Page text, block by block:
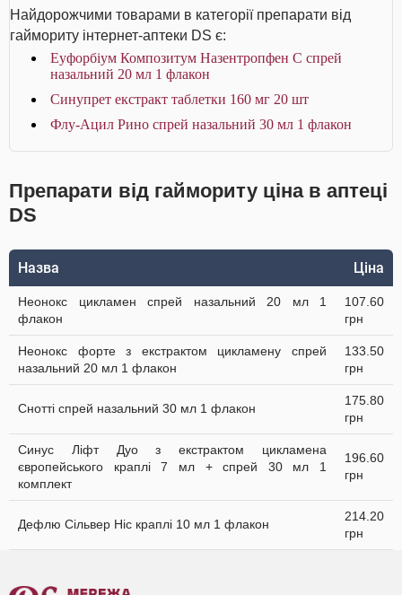
Найдорожчими товарами в категорії препарати від
гаймориту інтернет-аптеки DS є:
Еуфорбіум Композитум Назентропфен С спрей
назальний 20 мл 1 флакон
Синупрет екстракт таблетки 160 мг 20 шт
Флу-Ацил Рино спрей назальний 30 мл 1 флакон
Препарати від гаймориту ціна в аптеці
DS
Назва Ціна
Неонокс цикламен спрей назальний 20 мл 1
флакон
107.60
грн
Неонокс форте з екстрактом цикламену спрей
назальний 20 мл 1 флакон
133.50
грн
Снотті спрей назальний 30 мл 1 флакон
175.80
грн
Синус Ліфт Дуо з екстрактом цикламена
європейського краплі 7 мл + спрей 30 мл 1
комплект
196.60
грн
Дефлю Сільвер Ніс краплі 10 мл 1 флакон
214.20
грн